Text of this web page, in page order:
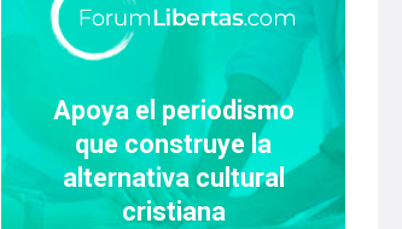
Apoya el periodismo
que construye la
alternativa cultural
cristiana